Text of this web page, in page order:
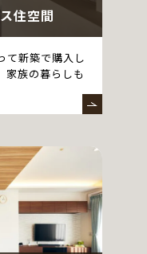
住空間
て新築で購入し
家族の暮らしも